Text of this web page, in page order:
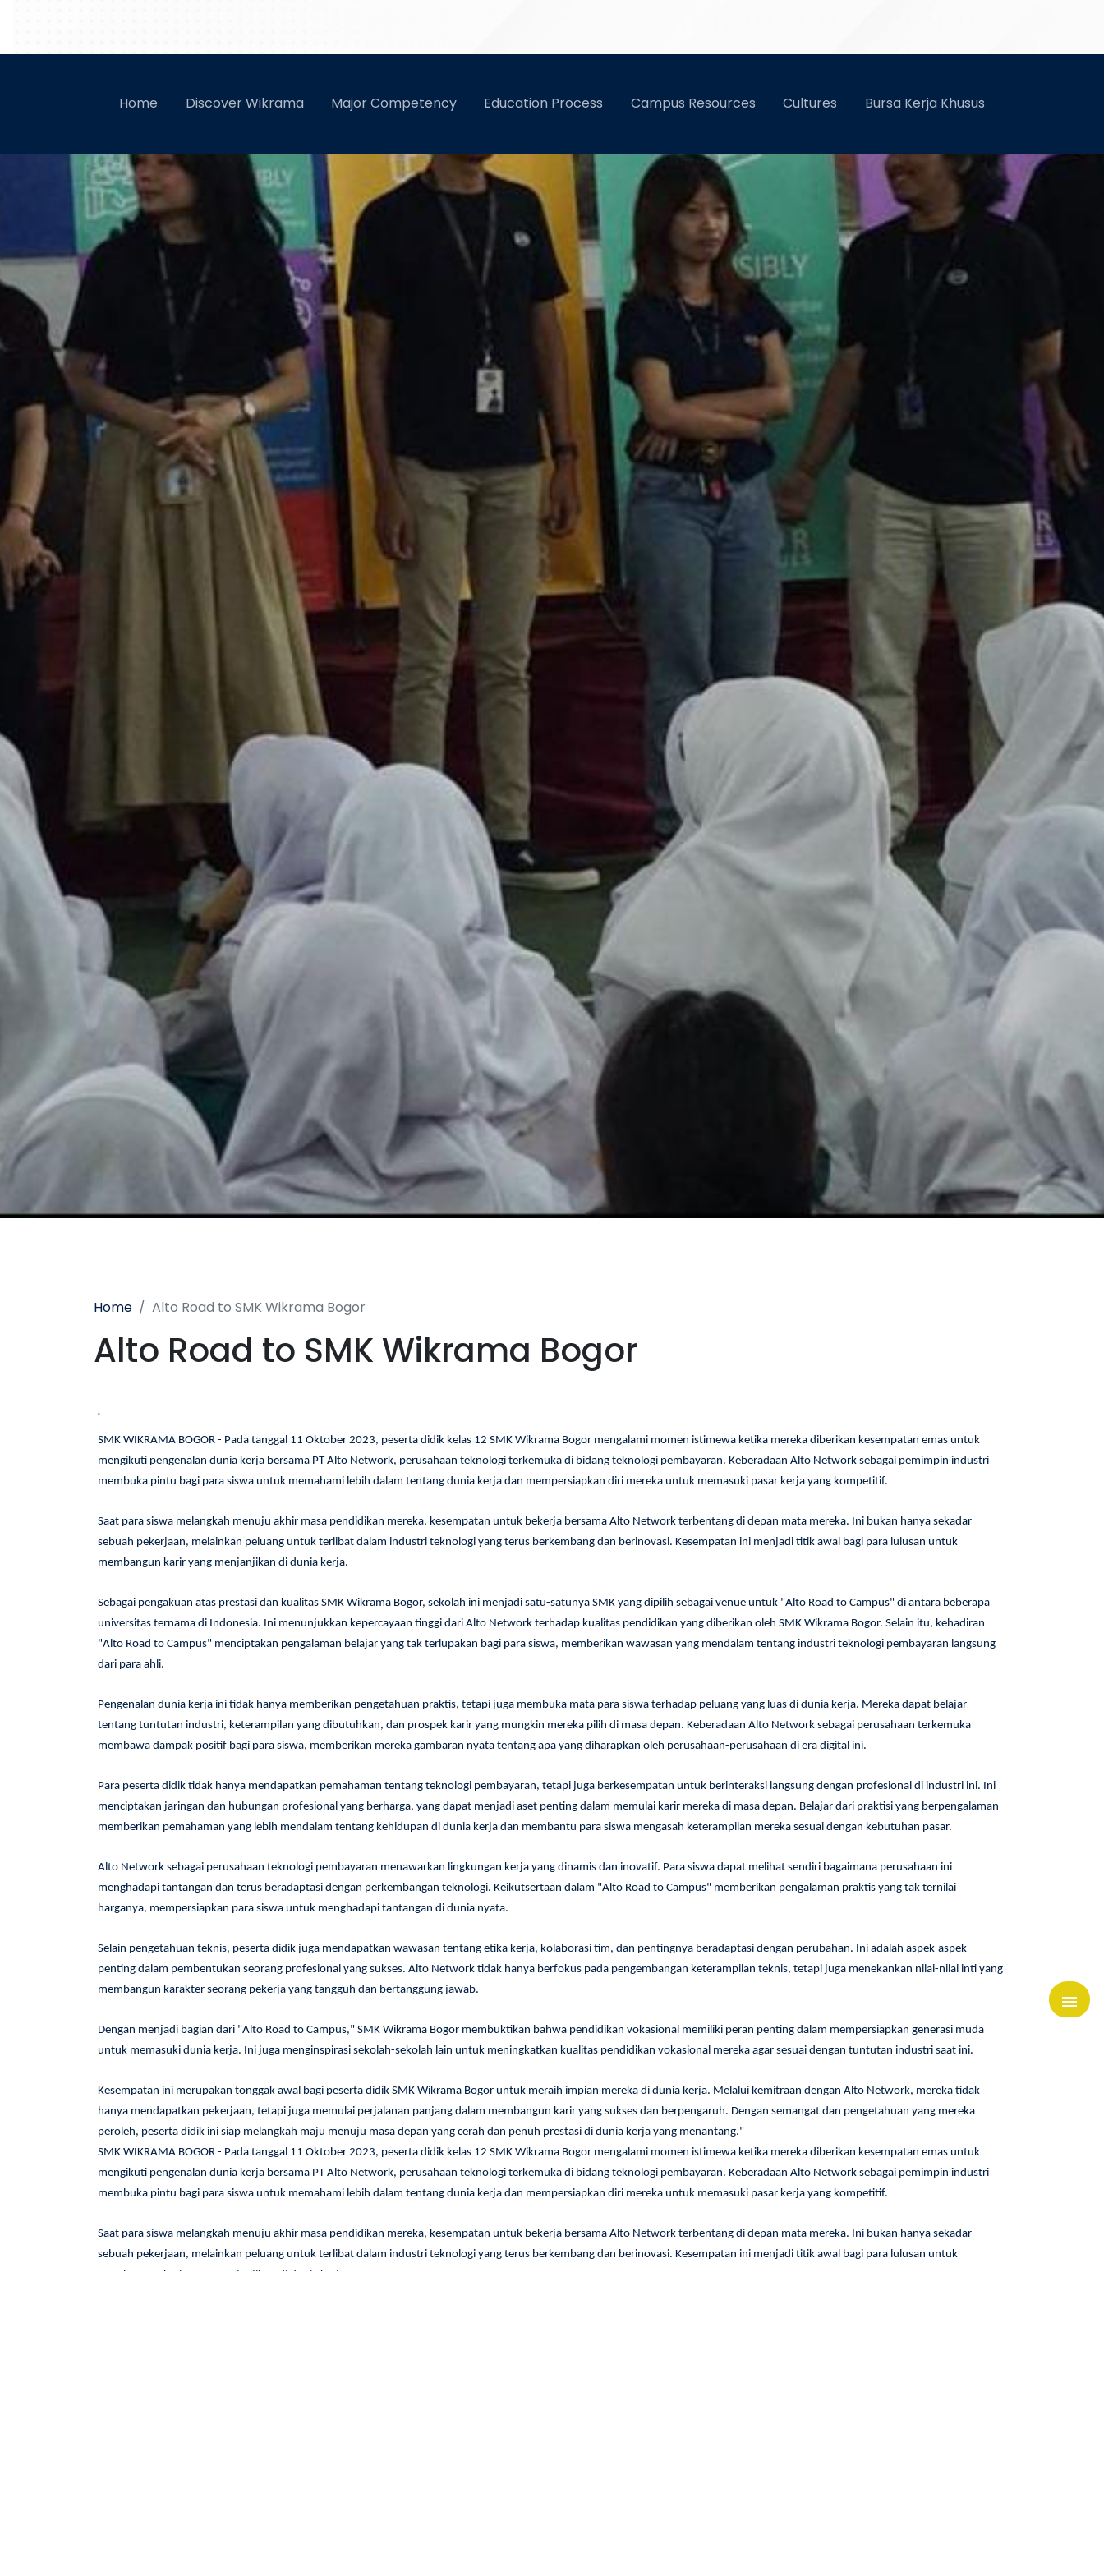
Home Discover Wikrama Major Competency Education Process Campus Resources Cultures Bursa Kerja Khusus
Home Alto Road to SMK Wikrama Bogor
Alto Road to SMK Wikrama Bogor
'
SMK WIKRAMA BOGOR - Pada tanggal 11 Oktober 2023, peserta didik kelas 12 SMK Wikrama Bogor mengalami momen istimewa ketika mereka diberikan kesempatan emas untuk
mengikuti pengenalan dunia kerja bersama PT Alto Network, perusahaan teknologi terkemuka di bidang teknologi pembayaran. Keberadaan Alto Network sebagai pemimpin industri
membuka pintu bagi para siswa untuk memahami lebih dalam tentang dunia kerja dan mempersiapkan diri mereka untuk memasuki pasar kerja yang kompetitif.
Saat para siswa melangkah menuju akhir masa pendidikan mereka, kesempatan untuk bekerja bersama Alto Network terbentang di depan mata mereka. Ini bukan hanya sekadar
sebuah pekerjaan, melainkan peluang untuk terlibat dalam industri teknologi yang terus berkembang dan berinovasi. Kesempatan ini menjadi titik awal bagi para lulusan untuk
membangun karir yang menjanjikan di dunia kerja.
Sebagai pengakuan atas prestasi dan kualitas SMK Wikrama Bogor, sekolah ini menjadi satu-satunya SMK yang dipilih sebagai venue untuk "Alto Road to Campus" di antara beberapa
universitas ternama di Indonesia. Ini menunjukkan kepercayaan tinggi dari Alto Network terhadap kualitas pendidikan yang diberikan oleh SMK Wikrama Bogor. Selain itu, kehadiran
"Alto Road to Campus" menciptakan pengalaman belajar yang tak terlupakan bagi para siswa, memberikan wawasan yang mendalam tentang industri teknologi pembayaran langsung
dari para ahli.
Pengenalan dunia kerja ini tidak hanya memberikan pengetahuan praktis, tetapi juga membuka mata para siswa terhadap peluang yang luas di dunia kerja. Mereka dapat belajar
tentang tuntutan industri, keterampilan yang dibutuhkan, dan prospek karir yang mungkin mereka pilih di masa depan. Keberadaan Alto Network sebagai perusahaan terkemuka
membawa dampak positif bagi para siswa, memberikan mereka gambaran nyata tentang apa yang diharapkan oleh perusahaan-perusahaan di era digital ini.
Para peserta didik tidak hanya mendapatkan pemahaman tentang teknologi pembayaran, tetapi juga berkesempatan untuk berinteraksi langsung dengan profesional di industri ini. Ini
menciptakan jaringan dan hubungan profesional yang berharga, yang dapat menjadi aset penting dalam memulai karir mereka di masa depan. Belajar dari praktisi yang berpengalaman
memberikan pemahaman yang lebih mendalam tentang kehidupan di dunia kerja dan membantu para siswa mengasah keterampilan mereka sesuai dengan kebutuhan pasar.
Alto Network sebagai perusahaan teknologi pembayaran menawarkan lingkungan kerja yang dinamis dan inovatif. Para siswa dapat melihat sendiri bagaimana perusahaan ini
menghadapi tantangan dan terus beradaptasi dengan perkembangan teknologi. Keikutsertaan dalam "Alto Road to Campus" memberikan pengalaman praktis yang tak ternilai
harganya, mempersiapkan para siswa untuk menghadapi tantangan di dunia nyata.
Selain pengetahuan teknis, peserta didik juga mendapatkan wawasan tentang etika kerja, kolaborasi tim, dan pentingnya beradaptasi dengan perubahan. Ini adalah aspek-aspek
penting dalam pembentukan seorang profesional yang sukses. Alto Network tidak hanya berfokus pada pengembangan keterampilan teknis, tetapi juga menekankan nilai-nilai inti yang
membangun karakter seorang pekerja yang tangguh dan bertanggung jawab.
Dengan menjadi bagian dari "Alto Road to Campus," SMK Wikrama Bogor membuktikan bahwa pendidikan vokasional memiliki peran penting dalam mempersiapkan generasi muda
untuk memasuki dunia kerja. Ini juga menginspirasi sekolah-sekolah lain untuk meningkatkan kualitas pendidikan vokasional mereka agar sesuai dengan tuntutan industri saat ini.
Kesempatan ini merupakan tonggak awal bagi peserta didik SMK Wikrama Bogor untuk meraih impian mereka di dunia kerja. Melalui kemitraan dengan Alto Network, mereka tidak
hanya mendapatkan pekerjaan, tetapi juga memulai perjalanan panjang dalam membangun karir yang sukses dan berpengaruh. Dengan semangat dan pengetahuan yang mereka
peroleh, peserta didik ini siap melangkah maju menuju masa depan yang cerah dan penuh prestasi di dunia kerja yang menantang."
SMK WIKRAMA BOGOR - Pada tanggal 11 Oktober 2023, peserta didik kelas 12 SMK Wikrama Bogor mengalami momen istimewa ketika mereka diberikan kesempatan emas untuk
mengikuti pengenalan dunia kerja bersama PT Alto Network, perusahaan teknologi terkemuka di bidang teknologi pembayaran. Keberadaan Alto Network sebagai pemimpin industri
membuka pintu bagi para siswa untuk memahami lebih dalam tentang dunia kerja dan mempersiapkan diri mereka untuk memasuki pasar kerja yang kompetitif.
Saat para siswa melangkah menuju akhir masa pendidikan mereka, kesempatan untuk bekerja bersama Alto Network terbentang di depan mata mereka. Ini bukan hanya sekadar
sebuah pekerjaan, melainkan peluang untuk terlibat dalam industri teknologi yang terus berkembang dan berinovasi. Kesempatan ini menjadi titik awal bagi para lulusan untuk
membangun karir yang menjanjikan di dunia kerja.